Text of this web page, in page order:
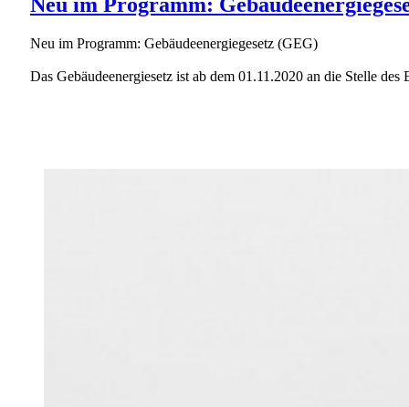
Neu im Programm:
Neu im Programm: Gebäudeenergiegesetz (GEG)
Das Gebäudeenergiesetz ist ab dem 01.11.2020 an die Stelle